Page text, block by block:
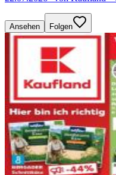
Ansehen Folgen